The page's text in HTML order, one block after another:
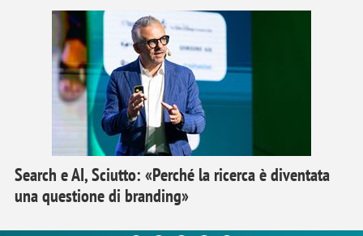
Search e AI, Sciutto: «Perché la ricerca è diventata
una questione di branding»